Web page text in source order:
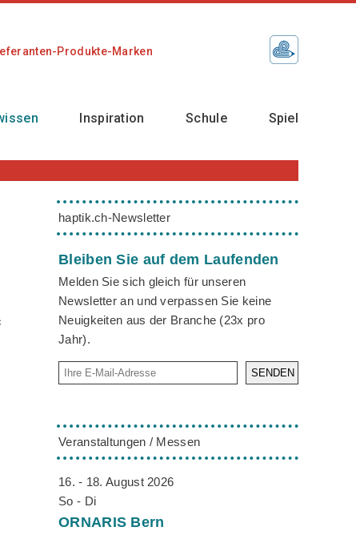
Produkte-Marken
Inspiration Schule Spiel
haptik.ch-Newsletter
Bleiben Sie auf dem Laufenden
Melden Sie sich gleich für unseren
Newsletter an und verpassen Sie keine
Neuigkeiten aus der Branche (23x pro
Jahr).
SENDEN
Veranstaltungen / Messen
16. - 18. August 2026
So - Di
ORNARIS Bern